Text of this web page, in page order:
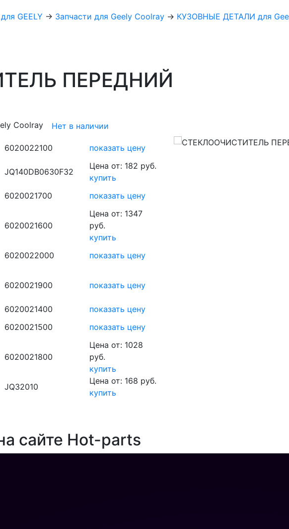
GEELY → Запчасти для Geely Coolray → КУЗОВНЫЕ ДЕТАЛИ для
ПЕРЕДНИЙ
Coolray
Нет в наличии
6020022100 показать цену
JQ140DB0630F32
Цена от: 182 руб.
купить
6020021700 показать цену
6020021600
Цена от: 1347
руб.
купить
6020022000
показать цену
6020021900 показать цену
6020021400
показать цену
6020021500 показать цену
6020021800
Цена от: 1028
руб.
купить
JQ32010
Цена от: 168 руб.
купить
сайте Hot-parts